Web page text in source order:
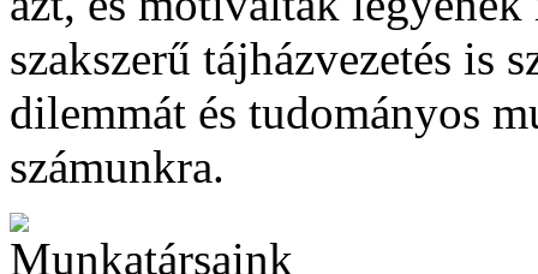
szakszerű tájházvezetés is
dilemmát és tudományos
számunkra.